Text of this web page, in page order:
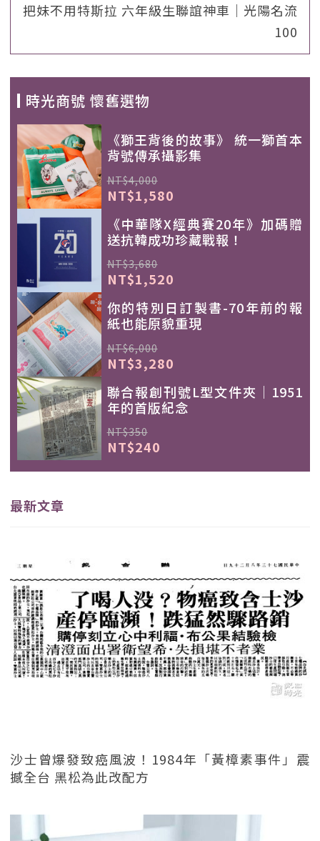
把妹不用特斯拉 六年級生聯誼神車｜光陽名流
100
時光商號 懷舊選物
《獅王背後的故事》 統一獅首本
背號傳承攝影集
NT$4,000
NT$1,580
《中華隊X經典賽20年》加碼贈
送抗韓成功珍藏戰報！
NT$3,680
NT$1,520
你的特別日訂製書-70年前的報
紙也能原貌重現
NT$6,000
NT$3,280
聯合報創刊號L型文件夾｜1951
年的首版紀念
NT$350
NT$240
最新文章
沙士曾爆發致癌風波！1984年「黃樟素事件」震
撼全台 黑松為此改配方